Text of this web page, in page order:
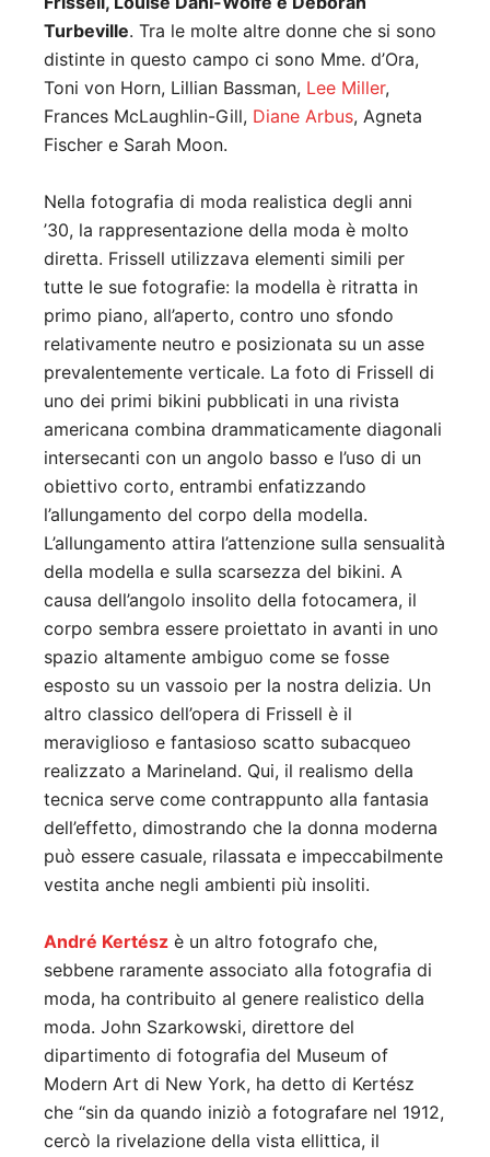
Turbeville. Tra le molte altre donne che si sono
distinte in questo campo ci sono Mme. d’Ora,
Toni von Horn, Lillian Bassman, Lee Miller,
Frances McLaughlin-Gill, Diane Arbus, Agneta
Fischer e Sarah Moon.
Nella fotografia di moda realistica degli anni
’30, la rappresentazione della moda è molto
diretta. Frissell utilizzava elementi simili per
tutte le sue fotografie: la modella è ritratta in
primo piano, all’aperto, contro uno sfondo
relativamente neutro e posizionata su un asse
prevalentemente verticale. La foto di Frissell di
uno dei primi bikini pubblicati in una rivista
americana combina drammaticamente diagonali
intersecanti con un angolo basso e l’uso di un
obiettivo corto, entrambi enfatizzando
l’allungamento del corpo della modella.
L’allungamento attira l’attenzione sulla sensualità
della modella e sulla scarsezza del bikini. A
causa dell’angolo insolito della fotocamera, il
corpo sembra essere proiettato in avanti in uno
spazio altamente ambiguo come se fosse
esposto su un vassoio per la nostra delizia. Un
altro classico dell’opera di Frissell è il
meraviglioso e fantasioso scatto subacqueo
realizzato a Marineland. Qui, il realismo della
tecnica serve come contrappunto alla fantasia
dell’effetto, dimostrando che la donna moderna
può essere casuale, rilassata e impeccabilmente
vestita anche negli ambienti più insoliti.
André Kertész è un altro fotografo che,
sebbene raramente associato alla fotografia di
moda, ha contribuito al genere realistico della
moda. John Szarkowski, direttore del
dipartimento di fotografia del Museum of
Modern Art di New York, ha detto di Kertész
che “sin da quando iniziò a fotografare nel 1912,
cercò la rivelazione della vista ellittica, il